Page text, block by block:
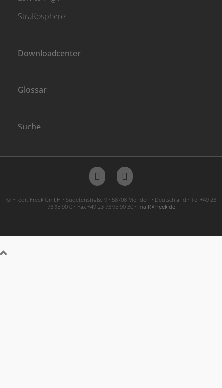
StraKosphere
Downloadcenter
Glossar
Suche
© Friedr. Freek GmbH • Sudetenstraße 9 • 58708 Menden • Deutschland • Tel +49 23
73 95 90 0 • Fax +49 23 73 95 90 30 • ed.keerf@liam